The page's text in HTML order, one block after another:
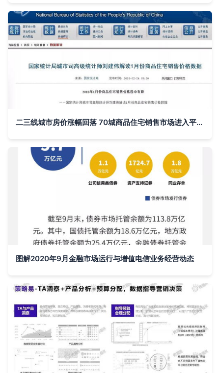
二三线城市房价涨幅回落 70城商品住宅销售市场进入平稳期
图解2020年9月金融市场运行与增值电信业务经营动态